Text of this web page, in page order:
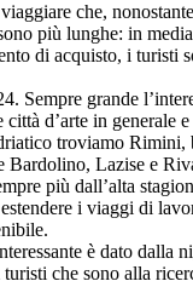
che,
più lunghe: in
di acquisto, i turisti
grande
d’arte in generale
troviamo Rimini,
Bardolino, Lazise e
più dall’alta
i viaggi di
è dato dalla
che sono alla